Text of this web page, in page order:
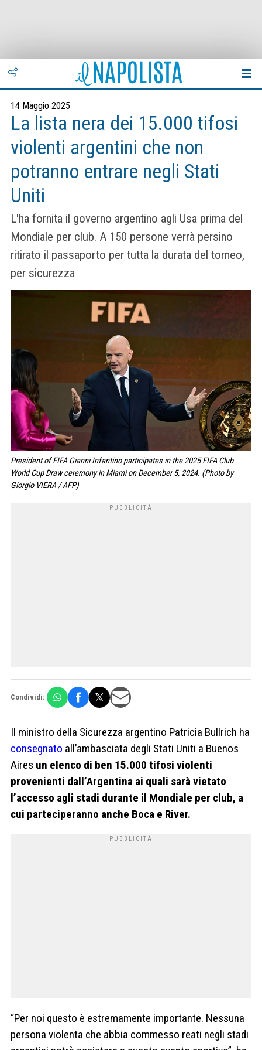
14 Maggio 2025
La lista nera dei 15.000 tifosi
violenti argentini che non
potranno entrare negli Stati
Uniti
L'ha fornita il governo argentino agli Usa prima del
Mondiale per club. A 150 persone verrà persino
ritirato il passaporto per tutta la durata del torneo,
per sicurezza
President of FIFA Gianni Infantino participates in the 2025 FIFA Club
World Cup Draw ceremony in Miami on December 5, 2024. (Photo by
Giorgio VIERA / AFP)
Condividi:
Il ministro della Sicurezza argentino Patricia Bullrich ha
consegnato all’ambasciata degli Stati Uniti a Buenos
Aires un elenco di ben 15.000 tifosi violenti
provenienti dall’Argentina ai quali sarà vietato
l’accesso agli stadi durante il Mondiale per club, a
cui parteciperanno anche Boca e River.
“Per noi questo è estremamente importante. Nessuna
persona violenta che abbia commesso reati negli stadi